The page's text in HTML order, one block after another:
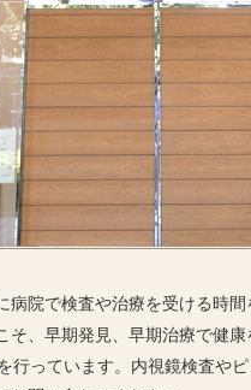
病院で検査や治療を受ける時
そ、早期発見、早期治療で健
行っています。内視鏡検査や